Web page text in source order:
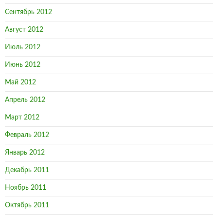
Сентябрь 2012
Август 2012
Июль 2012
Июнь 2012
Май 2012
Апрель 2012
Март 2012
Февраль 2012
Январь 2012
Декабрь 2011
Ноябрь 2011
Октябрь 2011